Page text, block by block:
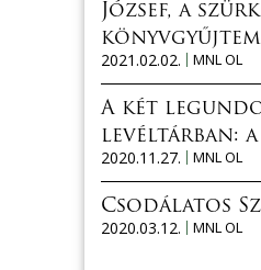
József, a
2021.02.02.
MNL OL
A két
levéltárban: a
2020.11.27.
MNL OL
Csodálatos
2020.03.12.
MNL OL